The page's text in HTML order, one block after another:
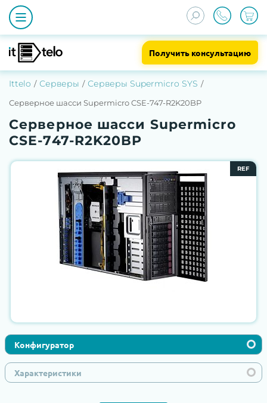
Получить консультацию
Ittelo Серверы Серверы Supermicro SYS
Серверное шасси Supermicro CSE-747-R2K20BP
Серверное шасси Supermicro
CSE-747-R2K20BP
REF
Конфигуратор
Характеристики